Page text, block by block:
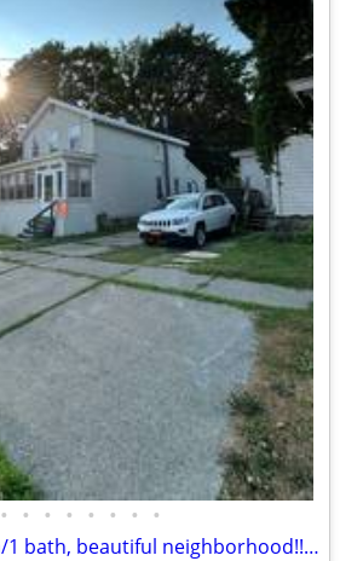
• • • • • • • •
Outstanding 1 Bdrm/1 bath, beautiful neighborhood!! 1st Floor!